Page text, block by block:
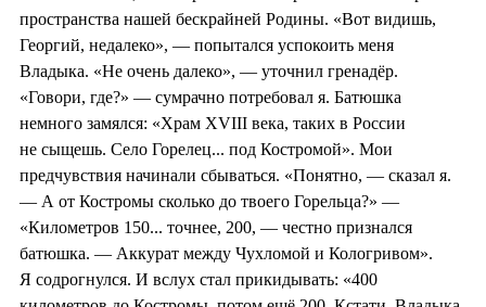
пространства нашей бескрайней Родины. «Вот видишь,
Георгий, недалеко», — попытался успокоить меня
Владыка. «Не очень далеко», — уточнил гренадёр.
«Говори, где?» — сумрачно потребовал я. Батюшка
немного замялся: «Храм XVIII века, таких в России
не сыщешь. Село Горелец... под Костромой». Мои
предчувствия начинали сбываться. «Понятно, — сказал я.
— А от Костромы сколько до твоего Горельца?» —
«Километров 150... точнее, 200, — честно признался
батюшка. — Аккурат между Чухломой и Кологривом».
Я содрогнулся. И вслух стал прикидывать: «400